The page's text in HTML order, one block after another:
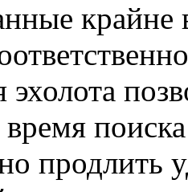
эхолота
время
продлить